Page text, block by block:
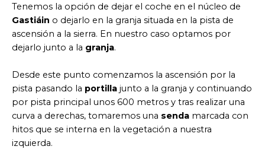
Tenemos la opción de dejar el coche en el núcleo de
Gastiáin o dejarlo en la granja situada en la pista de
ascensión a la sierra. En nuestro caso optamos por
dejarlo junto a la granja.
Desde este punto comenzamos la ascensión por la
pista pasando la portilla junto a la granja y continuando
por pista principal unos 600 metros y tras realizar una
curva a derechas, tomaremos una senda marcada con
hitos que se interna en la vegetación a nuestra
izquierda.